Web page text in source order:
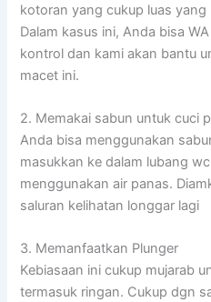
kotoran yang cukup luas
Dalam kasus ini, Anda bisa
kontrol dan kami akan bantu
macet ini.
2. Memakai sabun untuk cuci
Anda bisa menggunakan
masukkan ke dalam lubang
menggunakan air panas.
saluran kelihatan longgar lagi
3. Memanfaatkan Plunger
Kebiasaan ini cukup mujarab
termasuk ringan. Cukup dgn